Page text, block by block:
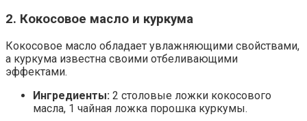
2. Кокосовое масло и куркума
Кокосовое масло обладает увлажняющими свойствами,
а куркума известна своими отбеливающими
эффектами.
Ингредиенты: 2 столовые ложки кокосового
масла, 1 чайная ложка порошка куркумы.